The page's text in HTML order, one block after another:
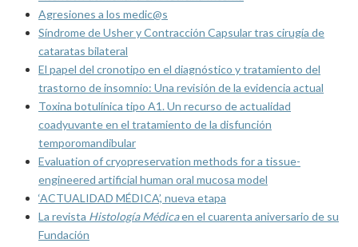
Agresiones a los medic@s
Síndrome de Usher y Contracción Capsular tras cirugía de
cataratas bilateral
El papel del cronotipo en el diagnóstico y tratamiento del
trastorno de insomnio: Una revisión de la evidencia actual
Toxina botulínica tipo A1. Un recurso de actualidad
coadyuvante en el tratamiento de la disfunción
temporomandibular
Evaluation of cryopreservation methods for a tissue-
engineered artificial human oral mucosa model
‘ACTUALIDAD MÉDICA’, nueva etapa
La revista Histología Médicaen el cuarenta aniversario de su
Fundación